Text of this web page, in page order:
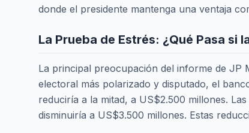
donde el presidente mantenga una ventaja
La Prueba de Estrés: ¿Qué Pasa si
La principal preocupación del informe de JP
electoral más polarizado y disputado, el
reduciría a la mitad, a US$2.500 millones.
disminuiría a US$3.500 millones. Estas